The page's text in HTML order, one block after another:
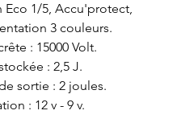
Eco 1/5, Accu'protect,
3 couleurs.
: 15000 Volt.
: 2,5 J.
sortie : 2 joules.
: 12 v - 9 v.